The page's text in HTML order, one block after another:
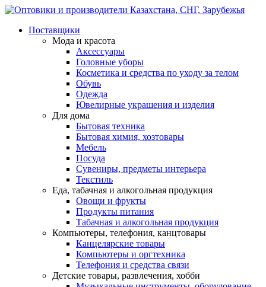
Поставщики
Мода и красота
Аксессуары
Головные уборы
Косметика и средства по уходу за телом
Обувь
Одежда
Ювелирные украшения и изделия
Для дома
Бытовая техника
Бытовая химия, хозтовары
Мебель
Посуда
Сувениры, предметы интерьера
Текстиль
Еда, табачная и алкогольная продукция
Овощи и фрукты
Продукты питания
Табачная и алкогольная продукция
Компьютеры, телефония, канцтовары
Канцелярские товары
Компьютеры и оргтехника
Телефония и средства связи
Детские товары, развлечения, хобби